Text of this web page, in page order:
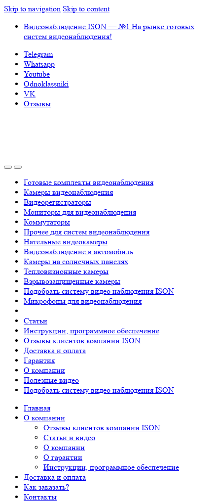
Skip to navigation Skip to content
Видеонаблюдение ISON — №1 На рынке готовых
систем видеонаблюдения!
Telegram
Whatsapp
Youtube
Odnoklassniki
VK
Отзывы
Готовые комплекты видеонаблюдения
Камеры видеонаблюдения
Видеорегистраторы
Мониторы для видеонаблюдения
Коммутаторы
Прочее для систем видеонаблюдения
Нательные видеокамеры
Видеонаблюдение в автомобиль
Камеры на солнечных панелях
Тепловизионные камеры
Взрывозащищенные камеры
Подобрать систему видео наблюдения ISON
Микрофоны для видеонаблюдения
Статьи
Инструкции, программное обеспечение
Отзывы клиентов компании ISON
Доставка и оплата
Гарантия
О компании
Полезные видео
Подобрать систему видео наблюдения ISON
Главная
О компании
Отзывы клиентов компании ISON
Статьи и видео
О компании
О гарантии
Инструкции, программное обеспечение
Доставка и оплата
Как заказать?
Контакты